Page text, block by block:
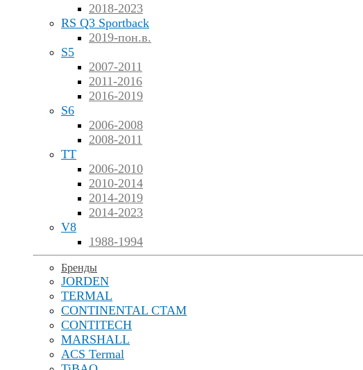
2018-2023
RS Q3 Sportback
2019-пон.в.
S5
2007-2011
2011-2016
2016-2019
S6
2006-2008
2008-2011
TT
2006-2010
2010-2014
2014-2019
2014-2023
V8
1988-1994
Бренды
JORDEN
TERMAL
CONTINENTAL CTAM
CONTITECH
MARSHALL
ACS Termal